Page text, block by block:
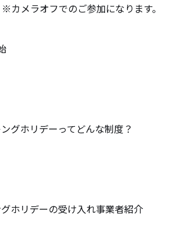
メラオフでのご参加になります。
ホリデーってどんな制度？
リデーの受け入れ事業者紹介